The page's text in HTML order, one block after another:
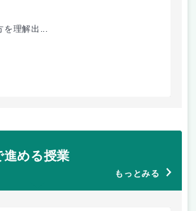
を理解出...
める授業
もっとみる